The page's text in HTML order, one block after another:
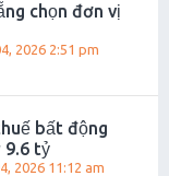
chọn đơn vị
2026 2:51 pm
bất động
9.6 tỷ
2026 11:12 am